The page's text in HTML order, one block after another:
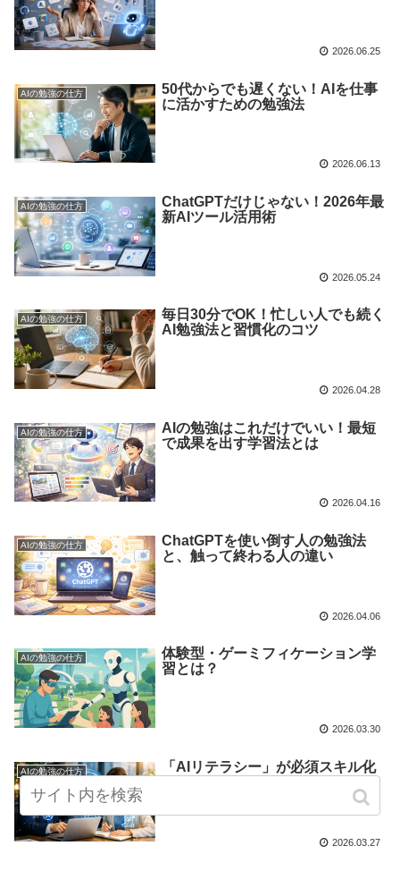
2026.06.25
AIの勉強の仕方
50代からでも遅くない！AIを仕事
に活かすための勉強法
2026.06.13
AIの勉強の仕方
ChatGPTだけじゃない！2026年最
新AIツール活用術
2026.05.24
AIの勉強の仕方
毎日30分でOK！忙しい人でも続く
AI勉強法と習慣化のコツ
2026.04.28
AIの勉強の仕方
AIの勉強はこれだけでいい！最短
で成果を出す学習法とは
2026.04.16
AIの勉強の仕方
ChatGPTを使い倒す人の勉強法
と、触って終わる人の違い
2026.04.06
AIの勉強の仕方
体験型・ゲーミフィケーション学
習とは？
2026.03.30
AIの勉強の仕方
「AIリテラシー」が必須スキル化
2026.03.27